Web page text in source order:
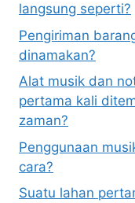
langsung seperti?
Pengiriman
dinamakan?
Alat musik dan
pertama kali
zaman?
Penggunaan
cara?
Suatu lahan